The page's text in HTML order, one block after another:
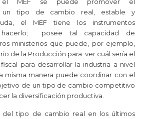
el MEF se puede promover el
un tipo de cambio real, estable y
el MEF tiene los instrumentos
hacerlo; posee tal capacidad de
ministerios que puede, por ejemplo,
de la Producción para ver cuál sería el
para desarrollar la industria a nivel
misma manera puede coordinar con el
de un tipo de cambio competitivo
la diversificación productiva.
del tipo de cambio real en los últimos